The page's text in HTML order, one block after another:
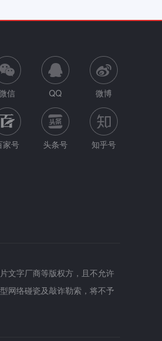
信 QQ 微博
家号 头条号 知乎号
文字厂商等版权方，且不允许
网络碰瓷及敲诈勒索，将不予